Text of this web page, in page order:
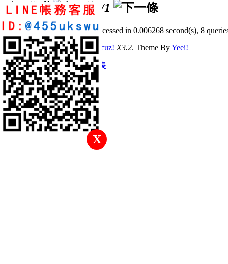
X
站長推薦 /1
GMT+8, 2026-8-6 14:55, Processed in 0.006268 second(s), 8
© 2001-2011 Powered byDiscuz! X3.2. Theme ByYeei!
快速回復 返回頂部 返回列表